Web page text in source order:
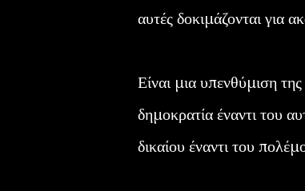
αυτές δοκιμάζονται για
Είναι μια υπενθύμιση
δημοκρατία έναντι του
δικαίου έναντι του